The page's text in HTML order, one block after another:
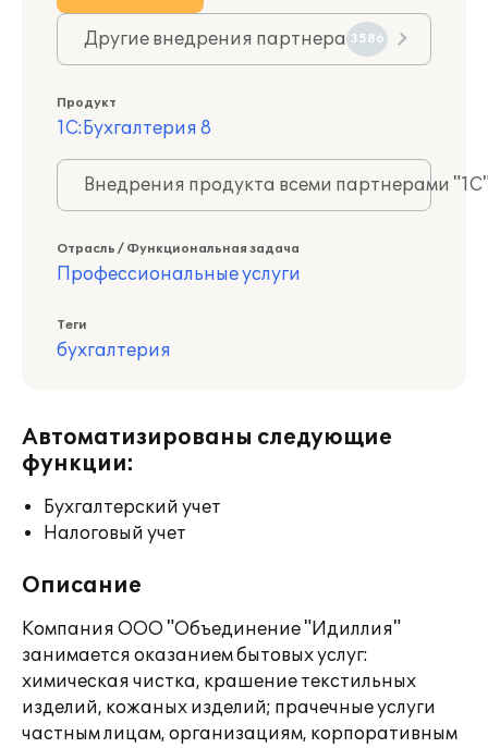
Другие внедрения партнера 3586
Продукт
1С:Бухгалтерия 8
Внедрения продукта всеми партнерами
Отрасль / Функциональная задача
Профессиональные услуги
Теги
бухгалтерия
Автоматизированы следующие
функции:
Бухгалтерский учет
Налоговый учет
Описание
Компания ООО "Объединение "Идиллия"
занимается оказанием бытовых услуг:
химическая чистка, крашение текстильных
изделий, кожаных изделий; прачечные услуги
частным лицам, организациям, корпоративным